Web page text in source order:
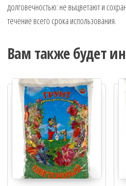
долговечностью: не выцветают и
течение всего срока использования.
Вам также будет